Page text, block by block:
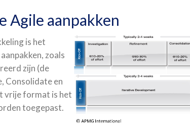
Agile aanpakken
is het
zoals
zijn (de
Consolidate en
vrije format is het
toegepast.